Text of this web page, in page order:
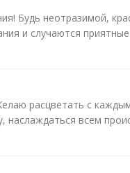
Будь неотразимой,
и случаются
расцветать с
наслаждаться всем